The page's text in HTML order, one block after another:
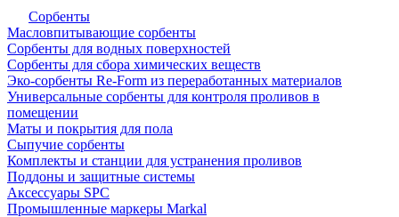
Сорбенты
Масловпитывающие сорбенты
Сорбенты для водных поверхностей
Сорбенты для сбора химических веществ
Эко-сорбенты Re-Form из переработанных материалов
Универсальные сорбенты для контроля проливов в
помещении
Маты и покрытия для пола
Сыпучие сорбенты
Комплекты и станции для устранения проливов
Поддоны и защитные системы
Аксессуары SPC
Промышленные маркеры Markal